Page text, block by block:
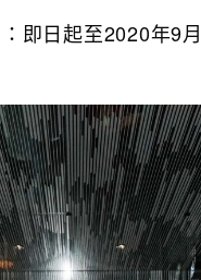
即日起至2020年9